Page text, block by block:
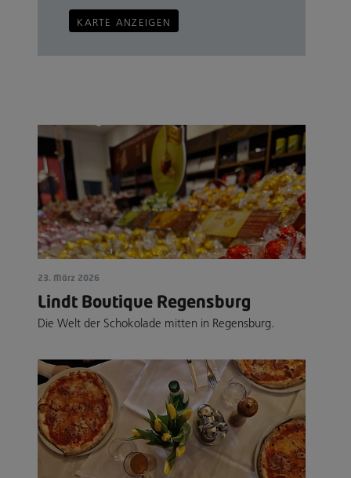
KARTE ANZEIGEN
23. März 2026
Lindt Boutique Regensburg
Die Welt der Schokolade mitten in Regensburg.